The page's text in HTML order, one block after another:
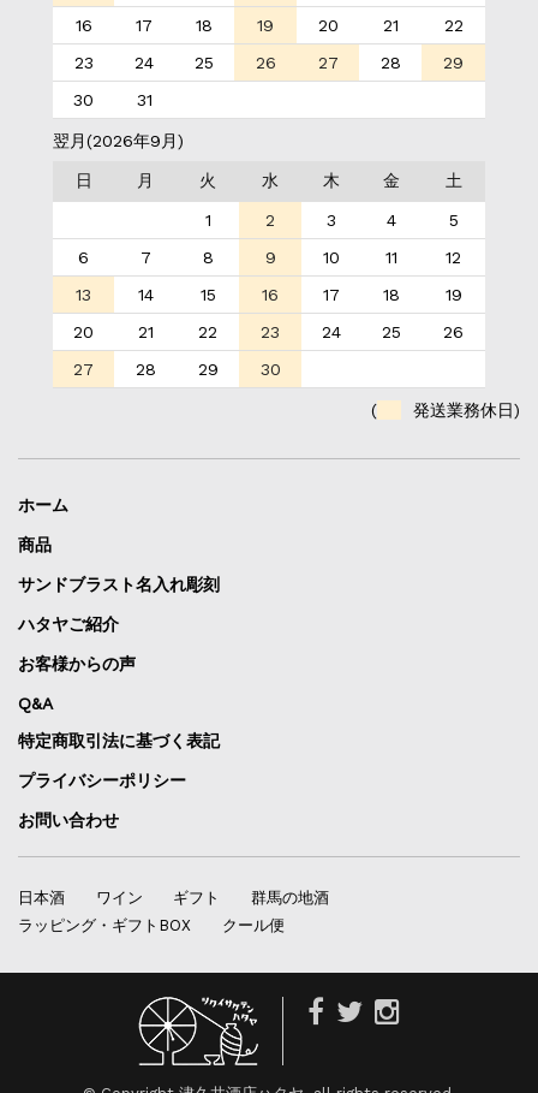
16
17 18 19 20 21
22
23
24 25 26 27 28
29
30
31
翌月(2026年9月)
日 月 火 水 木 金 土
1 2 3 4
5
6
7 8 9 10 11
12
13
14 15 16 17 18
19
20
21 22 23 24 25
26
27
28 29 30
( 発送業務休日)
ホーム
商品
サンドブラスト名入れ彫刻
ハタヤご紹介
お客様からの声
Q&A
特定商取引法に基づく表記
プライバシーポリシー
お問い合わせ
日本酒 ワイン ギフト
群馬の地酒
ラッピング・ギフトBOX
クール便